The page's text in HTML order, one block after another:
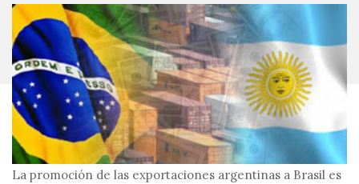
Certificado de Origen Digital
La promoción de las exportaciones argentinas a Brasil es